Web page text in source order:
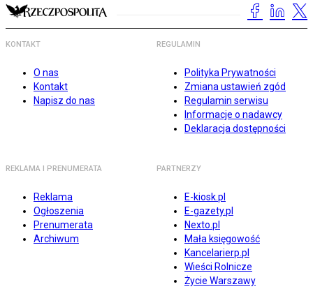
KONTAKT
O nas
Kontakt
Napisz do nas
REGULAMIN
Polityka Prywatności
Zmiana ustawień zgód
Regulamin serwisu
Informacje o nadawcy
Deklaracja dostępności
REKLAMA I PRENUMERATA
Reklama
Ogłoszenia
Prenumerata
Archiwum
PARTNERZY
E-kiosk.pl
E-gazety.pl
Nexto.pl
Mała księgowość
Kancelarierp.pl
Wieści Rolnicze
Życie Warszawy